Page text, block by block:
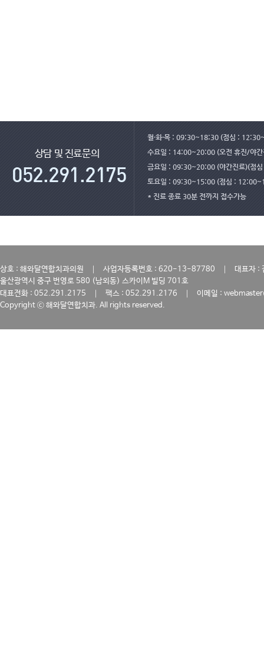
상담 및 진료문의
월·화·목 : 09:30~18:30 (점심 :
수요일 : 14:00~20:00 (오전 휴진/야간
금요일 : 09:30~20:00 (야간진료)(점
토요일 : 09:30~15:00 (점심 :
* 진료 종료 30분 전까지 접수가능
상호 : 해와달연합치과의원 사업자등록번호 : 620-13-87780
대표자 :
울산광역시 중구 번영로 580 (남외동) 스카이M 빌딩 701호
대표전화 : 052.291.2175
팩스 : 052.291.2176
이메일 :
Copyright ⓒ 해와달연합치과. All rights reserved.